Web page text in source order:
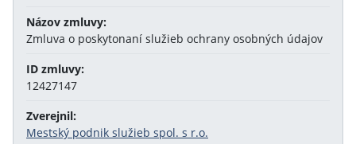
Názov zmluvy:
Zmluva o poskytonaní služieb ochrany osobných údajov
ID zmluvy:
12427147
Zverejnil:
Mestský podnik služieb spol. s r.o.